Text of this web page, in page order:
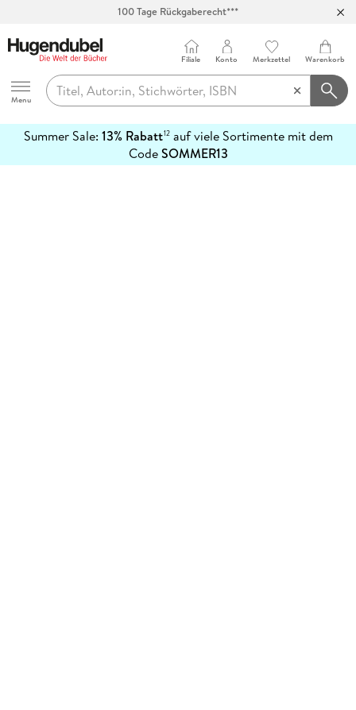
100 Tage Rückgaberecht***
Hugendubel
Menu
Filiale Konto Merkzettel Warenkorb
Summer Sale: 13% Rabatt12auf viele Sortimente mit dem
CodeSOMMER13
erfahren